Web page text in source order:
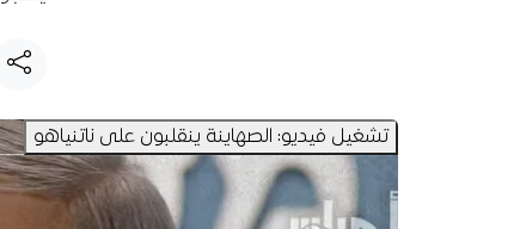
تشغيل فيديو: الصهاينة ينقلبون على ناتنياهو